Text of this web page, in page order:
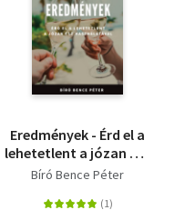
Eredmények - Érd el a
lehetetlent a józan ész
használatával
Bíró Bence Péter